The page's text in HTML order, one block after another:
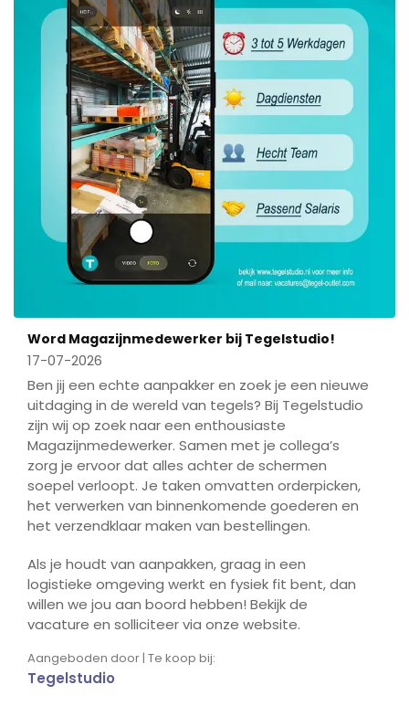
Word Magazijnmedewerker bij Tegelstudio!
17-07-2026
Ben jij een echte aanpakker en zoek je een nieuwe
uitdaging in de wereld van tegels? Bij Tegelstudio
zijn wij op zoek naar een enthousiaste
Magazijnmedewerker. Samen met je collega’s
zorg je ervoor dat alles achter de schermen
soepel verloopt. Je taken omvatten orderpicken,
het verwerken van binnenkomende goederen en
het verzendklaar maken van bestellingen.
Als je houdt van aanpakken, graag in een
logistieke omgeving werkt en fysiek fit bent, dan
willen we jou aan boord hebben! Bekijk de
vacature en solliciteer via onze website.
Aangeboden door | Te koop bij:
Tegelstudio